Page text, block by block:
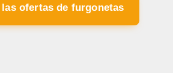
las ofertas de furgonetas